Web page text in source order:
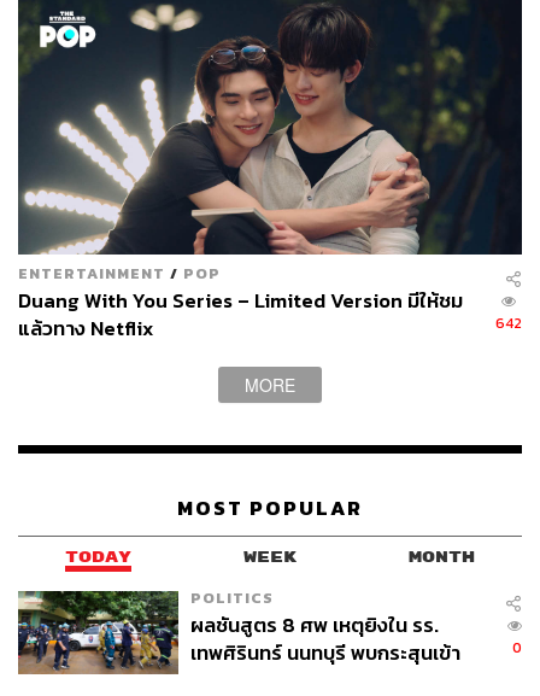
ได้ ซีรีส์ A Series of Unfortunate Eventsให้อะไรได้มากกว่า
‘ความโชคร้าย’ อยู่เยอะทีเดียว
ใครที่มองหาซีรีส์แนวโจรกรรมระทึกขวัญสนุกๆ เดินเรื่อง
คือคำตอบที่ใกล้เคียงเรื่องนี้มากที่สุด อธิบายให้เห็นภาพง่ายๆ
คือนึกภาพความฉลาดของแก๊งสุภาพบุรุษนักต้มตุ๋นในแฟรน
ไชส์หนังOcean
ทั้ง 3 ภาค รวมกับความบีบคั้นในการปฏิบัติ
ภารกิจที่มาพร้อมกับดราม่าข้นๆ ที่ทุกคนพร้อมที่จะ ‘รัก’ และ
‘แตกหัก’ กันได้ตลอดเวลาแบบที่ซีรีส์แหกคุกอย่างPrison
Breakเคยทำเอาไว้ นั่นแหละคือส่วนผสมลงตัวที่รวมอยู่ใน
Money Heistทั้ง 2 ซีซัน
ENTERTAINMENT / POP
Duang With You Series – Limited Version มีให้ชม
แล้วทาง Netflix
642
MORE
MOST POPULAR
TODAY WEEK MONTH
POLITICS
ผลชันสูตร 8 ศพ เหตุยิงใน รร.
เทพศิรินทร์ นนทบุรี พบกระสุนเข้า
0